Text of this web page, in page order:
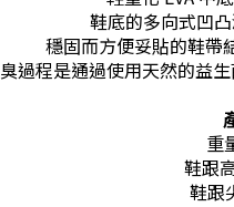
鞋底的多向式凹
穩固而方便妥貼的鞋帶
過程是通過使用天然的益
重
鞋跟
鞋跟